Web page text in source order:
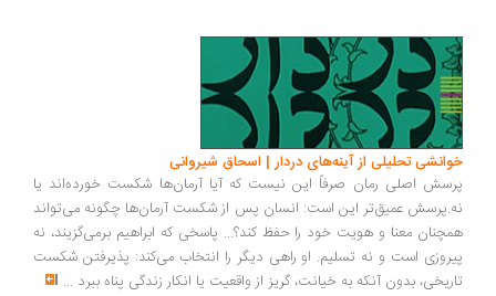
تحلیلی از آینه‌های دردار | اسحاق شیروانی
اصلی رمان صرفاً این نیست که آیا آرمان‌ها شکست خورده‌اند یا
عمیق‌تر این است: انسان پس از شکست آرمان‌ها چگونه می‌تواند
معنا و هویت خود را حفظ کند؟... پاسخی که ابراهیم برمی‌گزیند، نه
است و نه تسلیم. او راهی دیگر را انتخاب می‌کند: پذیرفتن شکست
بدون آنکه به خیانت، گریز از واقعیت یا انکار زندگی پناه ببرد...